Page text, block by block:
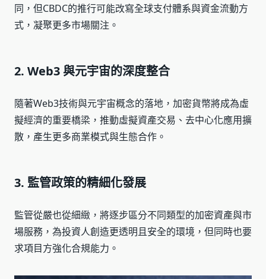
同，但CBDC的推行可能改寫全球支付體系與資金流動方
式，凝聚更多市場關注。
2. Web3 與元宇宙的深度整合
隨著Web3技術與元宇宙概念的落地，加密貨幣將成為虛
擬經濟的重要橋梁，推動虛擬資產交易、去中心化應用擴
散，產生更多商業模式與生態合作。
3. 監管政策的精細化發展
監管從嚴也從細緻，將逐步區分不同類型的加密資產與市
場服務，為投資人創造更透明且安全的環境，但同時也要
求項目方強化合規能力。